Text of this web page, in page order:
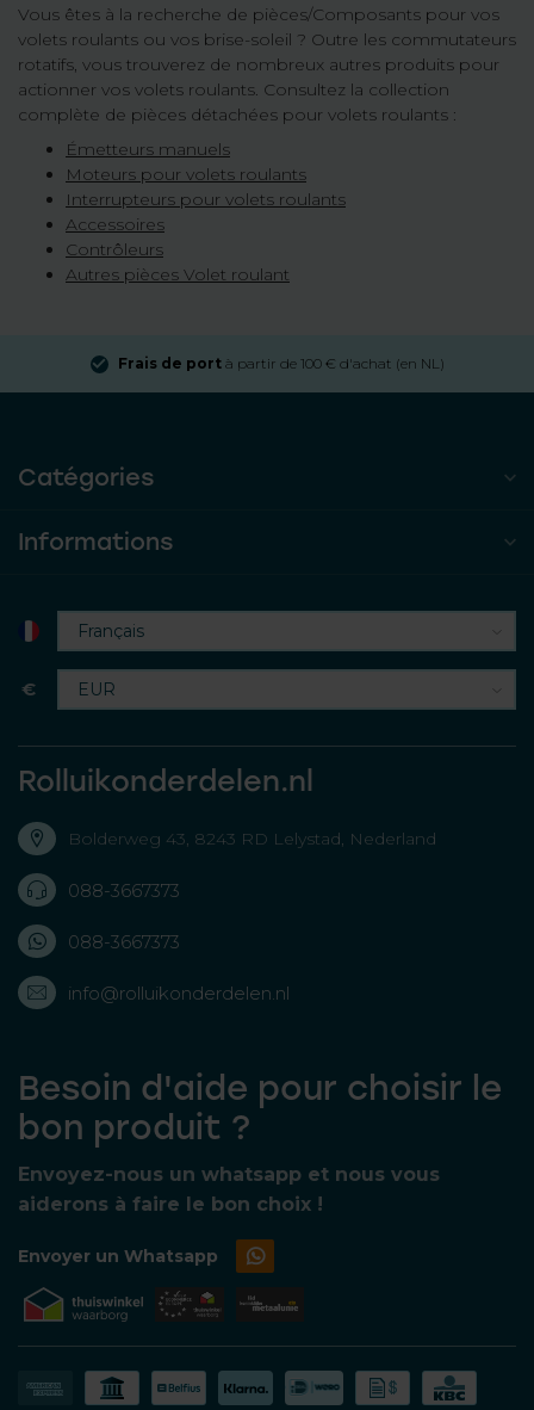
Vous êtes à la recherche de pièces/Composants pour vos
volets roulants ou vos brise-soleil ? Outre les commutateurs
rotatifs, vous trouverez de nombreux autres produits pour
actionner vos volets roulants. Consultez la collection
complète de pièces détachées pour volets roulants :
Émetteurs manuels
Moteurs pour volets roulants
Interrupteurs pour volets roulants
Accessoires
Contrôleurs
Autres pièces Volet roulant
Frais de portà partir de 100 € d'achat (en NL)
Catégories
Informations
€
Rolluikonderdelen.nl
Bolderweg 43, 8243 RD Lelystad, Nederland
088-3667373
088-3667373
info@rolluikonderdelen.nl
Besoin d'aide pour choisir le
bon produit ?
Envoyez-nous un whatsapp et nous vous
aiderons à faire le bon choix !
Envoyer un Whatsapp